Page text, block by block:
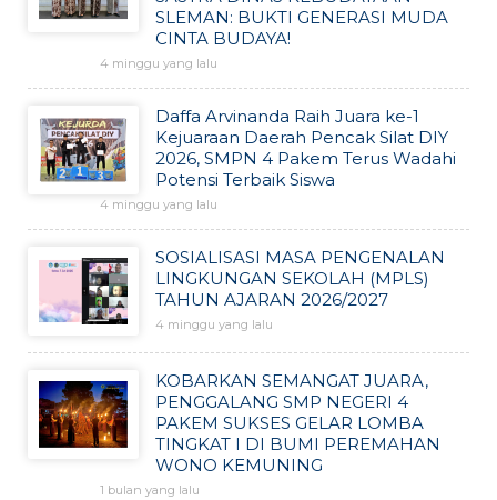
SLEMAN: BUKTI GENERASI MUDA
CINTA BUDAYA!
4 minggu yang lalu
Daffa Arvinanda Raih Juara ke-1
Kejuaraan Daerah Pencak Silat DIY
2026, SMPN 4 Pakem Terus Wadahi
Potensi Terbaik Siswa
4 minggu yang lalu
SOSIALISASI MASA PENGENALAN
LINGKUNGAN SEKOLAH (MPLS)
TAHUN AJARAN 2026/2027
4 minggu yang lalu
KOBARKAN SEMANGAT JUARA,
PENGGALANG SMP NEGERI 4
PAKEM SUKSES GELAR LOMBA
TINGKAT I DI BUMI PEREMAHAN
WONO KEMUNING
1 bulan yang lalu